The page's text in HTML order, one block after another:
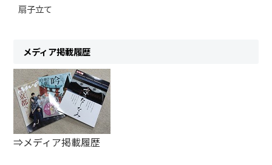
扇子立て
メディア掲載履歴
⇒メディア掲載履歴